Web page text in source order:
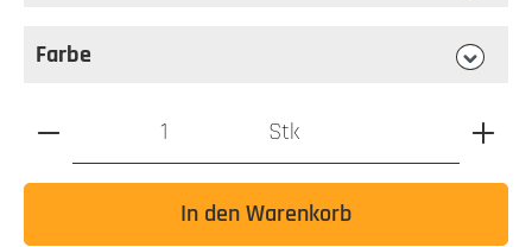
Farbe
Produkt Anzahl: Gib den gewünschten Wert ein oder
Stk
In den Warenkorb